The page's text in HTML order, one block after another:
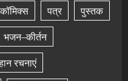
कॉमिक्स पत्र
पुस्तक
भजन–कीर्तन
रचनाएं